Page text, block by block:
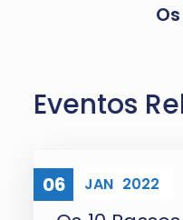
Eventos
06 JAN 2022
ONLINE